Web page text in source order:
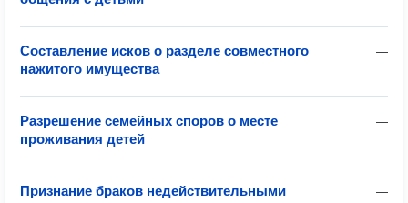
—
Составление исков о разделе совместного
нажитого имущества
—
Разрешение семейных споров о месте
проживания детей
—
Признание браков недействительными